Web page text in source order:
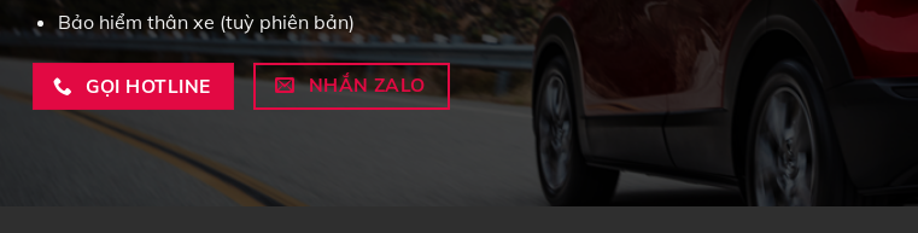
Bảo hiểm thân xe (tuỳ phiên bản)
GỌI HOTLINE NHẮN ZALO